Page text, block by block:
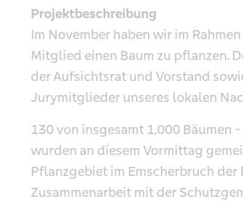
Projektbeschreibung
Im November haben wir im
Mitglied einen Baum zu pflanzen.
der Aufsichtsrat und Vorstand
Jurymitglieder unseres lokalen
130 von insgesamt 1.000 Bäumen
wurden an diesem Vormittag
Pflanzgebiet im Emscherbruch
Zusammenarbeit mit der